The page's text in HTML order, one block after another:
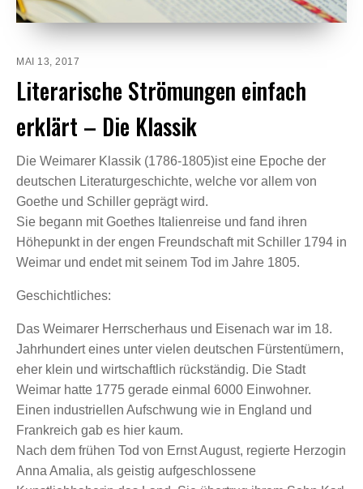
MAI 13, 2017
Literarische Strömungen einfach
erklärt – Die Klassik
Die Weimarer Klassik (1786-1805)ist eine Epoche der
deutschen Literaturgeschichte, welche vor allem von
Goethe und Schiller geprägt wird.
Sie begann mit Goethes Italienreise und fand ihren
Höhepunkt in der engen Freundschaft mit Schiller 1794 in
Weimar und endet mit seinem Tod im Jahre 1805.
Geschichtliches:
Das Weimarer Herrscherhaus und Eisenach war im 18.
Jahrhundert eines unter vielen deutschen Fürstentümern,
eher klein und wirtschaftlich rückständig. Die Stadt
Weimar hatte 1775 gerade einmal 6000 Einwohner.
Einen industriellen Aufschwung wie in England und
Frankreich gab es hier kaum.
Nach dem frühen Tod von Ernst August, regierte Herzogin
Anna Amalia, als geistig aufgeschlossene